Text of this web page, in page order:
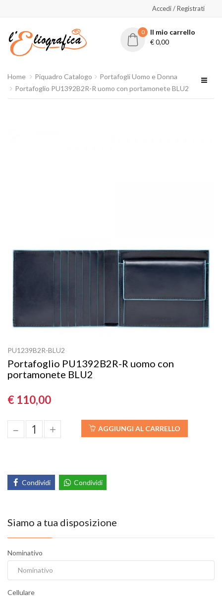
Accedi / Registrati
0
Il mio carrello
€0,00
Home Piquadro Catalogo
Portafogli Uomo e Donna
Portafoglio PU1392B2R-R uomo con portamonete BLU2
PU1239B2R-BLU2
Portafoglio PU1392B2R-R uomo con
portamonete BLU2
€ 110,00
– + AGGIUNGI AL CARRELLO
Condividi Condividi
Siamo a tua disposizione
Nominativo
Cellulare